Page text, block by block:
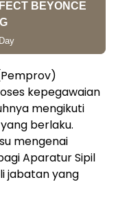
kepegawaian
mengikuti
berlaku.
mengenai
Aparatur Sipil
jabatan yang